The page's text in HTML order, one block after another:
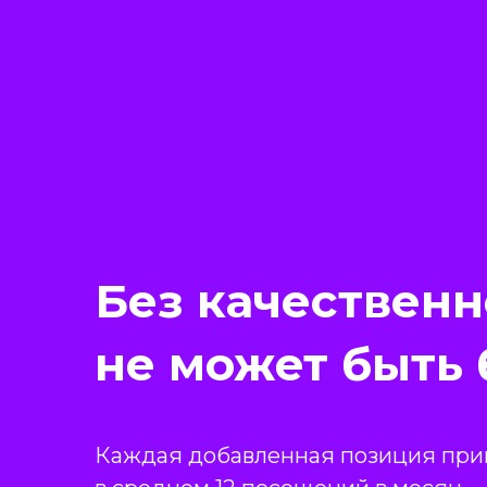
Без
не может
Каждая добавленная позиция